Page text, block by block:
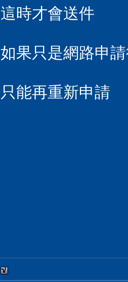
這時才會送件
如果只是網路申
只能再重新申請